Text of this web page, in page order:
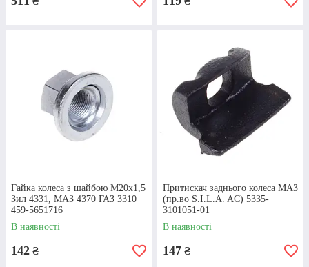
Гайка колеса з шайбою М20х1,5
Зил 4331, МАЗ 4370 ГАЗ 3310
459-5651716
В наявності
142 ₴
Притискач заднього колеса МАЗ
(пр.во S.I.L.A. AC) 5335-
3101051-01
В наявності
147 ₴